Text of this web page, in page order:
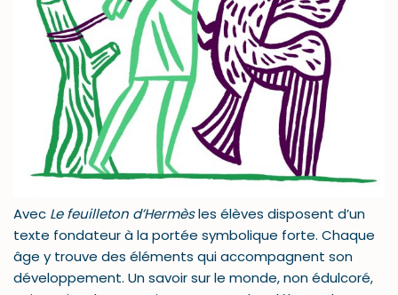
Avec Le feuilleton d’Hermèsles élèves disposent d’un
texte fondateur à la portée symbolique forte. Chaque
âge y trouve des éléments qui accompagnent son
développement. Un savoir sur le monde, non édulcoré,